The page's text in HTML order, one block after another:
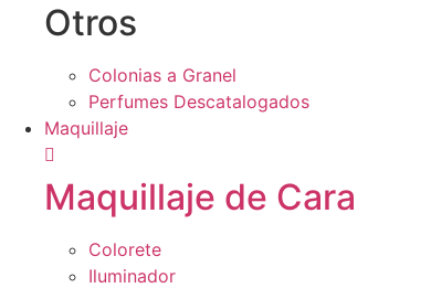
Otros
Colonias a Granel
Perfumes Descatalogados
Maquillaje
Maquillaje de Cara
Colorete
Iluminador